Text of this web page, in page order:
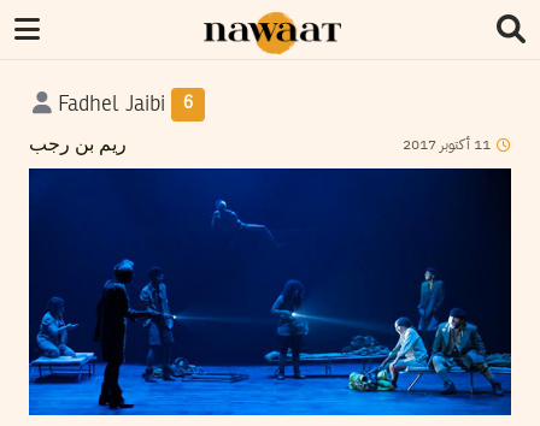
Fadhel Jaibi 6
ريم بن رجب 11 أكتوبر 2017